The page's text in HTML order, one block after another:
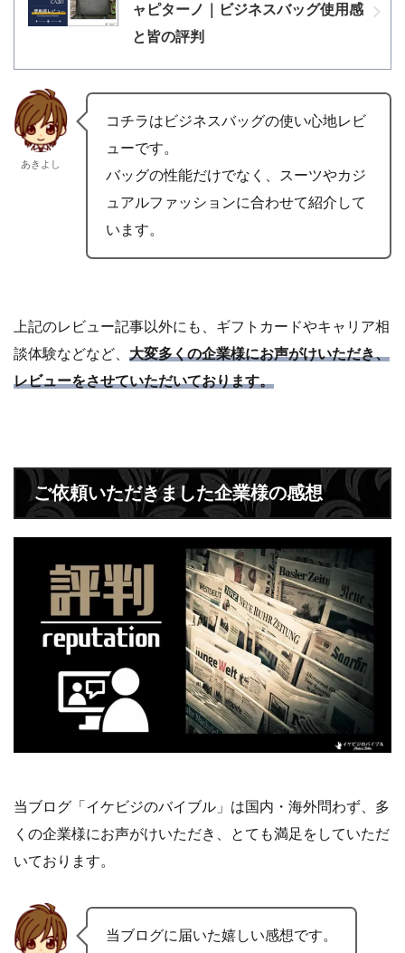
ャピターノ｜ビジネスバッグ使用感
と皆の評判
あきよし
コチラはビジネスバッグの使い心地レビ
ューです。
バッグの性能だけでなく、スーツやカジ
ュアルファッションに合わせて紹介して
います。
上記のレビュー記事以外にも、ギフトカードやキャリア相
談体験などなど、 大変多くの企業様にお声がけいただき、
レビューをさせていただいております。
ご依頼いただきました企業様の感想
当ブログ「イケビジのバイブル」は国内・海外問わず、多
くの企業様にお声がけいただき、とても満足をしていただ
いております。
当ブログに届いた嬉しい感想です。